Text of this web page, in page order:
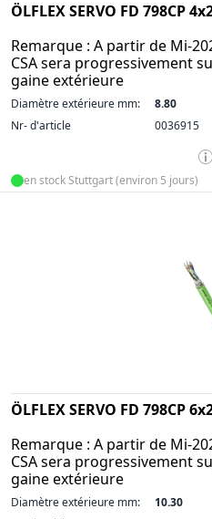
ÖLFLEX SERVO FD 798CP
Remarque : A partir de Mi-
CSA sera progressivement
gaine extérieure
Diamètre extérieure mm:
8.80
Nr- d'article
0036915
en stock Stuttgart (environ 5 jours)
ÖLFLEX SERVO FD 798CP
Remarque : A partir de Mi-
CSA sera progressivement
gaine extérieure
Diamètre extérieure mm:
10.30